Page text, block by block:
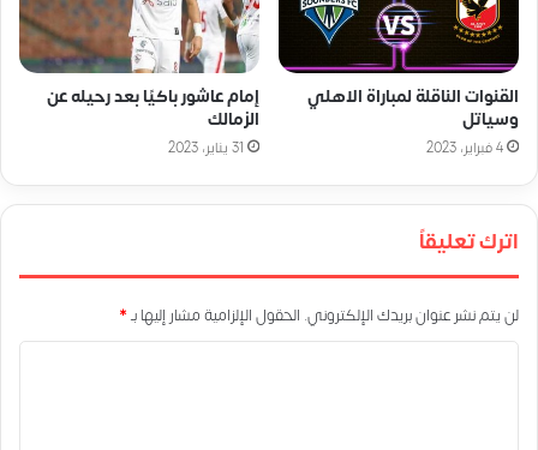
القنوات الناقلة لمباراة الاهلي
وسياتل
4 فبراير، 2023
إمام عاشور باكيًا بعد رحيله عن
الزمالك
31 يناير، 2023
اترك تعليقاً
لن يتم نشر عنوان بريدك الإلكتروني. الحقول الإلزامية مشار إليها بـ*